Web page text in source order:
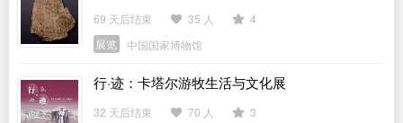
「十四五」成果展
69 天后结束 35 人
4
展览
中国国家博物馆
行·迹：卡塔尔游牧生活与文化展
32 天后结束 70 人
3